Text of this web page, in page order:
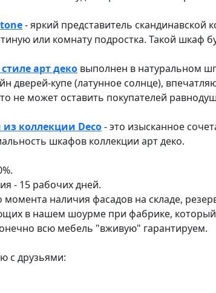
- яркий представитель
или комнату подростка. Такой шкаф
арт деко выполнен в натуральном
дверей-купе (латунное солнце),
не может оставить покупателей
коллекции Deco- это изысканное
шкафов коллекции арт деко.
- 15 рабочих дней.
наличия фасадов на складе,
в нашем шоурме при фабрике, который
всю мебель "вживую" гарантируем.
с друзьями: